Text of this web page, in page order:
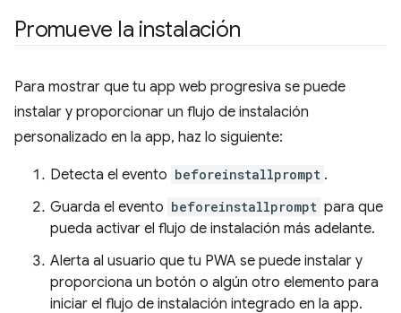
Promueve la instalación
Para mostrar que tu app web progresiva se puede
instalar y proporcionar un flujo de instalación
personalizado en la app, haz lo siguiente:
Detecta el evento beforeinstallprompt .
Guarda el evento beforeinstallprompt para que
pueda activar el flujo de instalación más adelante.
Alerta al usuario que tu PWA se puede instalar y
proporciona un botón o algún otro elemento para
iniciar el flujo de instalación integrado en la app.